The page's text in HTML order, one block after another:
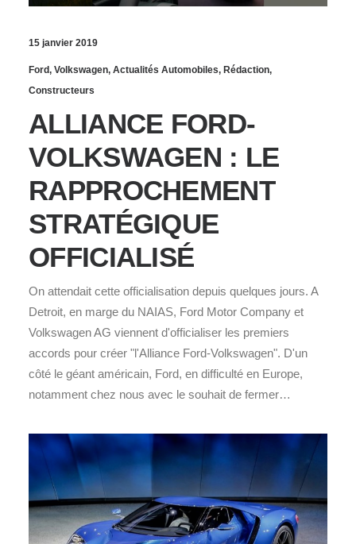
15 janvier 2019
Ford, Volkswagen, Actualités Automobiles, Rédaction,
Constructeurs
ALLIANCE FORD-
VOLKSWAGEN : LE
RAPPROCHEMENT
STRATÉGIQUE
OFFICIALISÉ
On attendait cette officialisation depuis quelques jours. A
Detroit, en marge du NAIAS, Ford Motor Company et
Volkswagen AG viennent d'officialiser les premiers
accords pour créer "l'Alliance Ford-Volkswagen". D'un
côté le géant américain, Ford, en difficulté en Europe,
notamment chez nous avec le souhait de fermer…